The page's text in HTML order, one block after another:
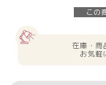
この
在庫・商
お気軽